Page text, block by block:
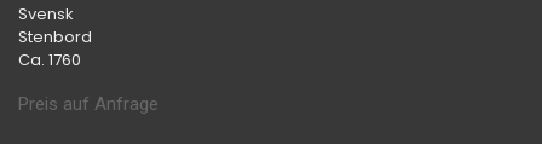
Svensk
Stenbord
Ca. 1760
Preis auf Anfrage